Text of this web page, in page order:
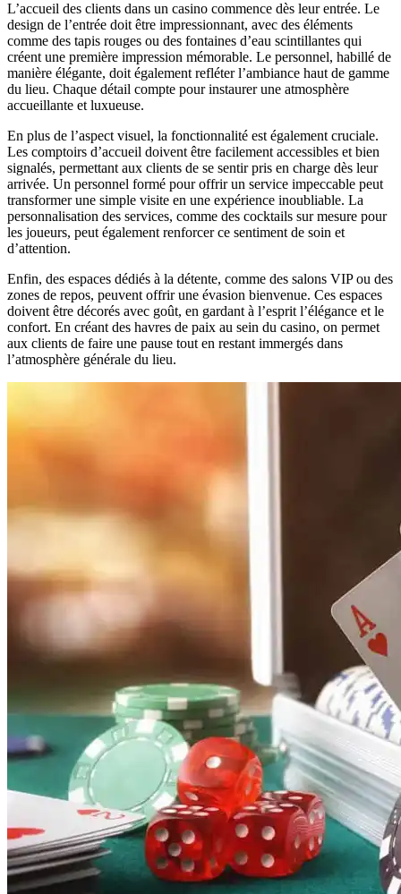
L’accueil des clients dans un casino commence dès leur entrée. Le
design de l’entrée doit être impressionnant, avec des éléments
comme des tapis rouges ou des fontaines d’eau scintillantes qui
créent une première impression mémorable. Le personnel, habillé de
manière élégante, doit également refléter l’ambiance haut de gamme
du lieu. Chaque détail compte pour instaurer une atmosphère
accueillante et luxueuse.
En plus de l’aspect visuel, la fonctionnalité est également cruciale.
Les comptoirs d’accueil doivent être facilement accessibles et bien
signalés, permettant aux clients de se sentir pris en charge dès leur
arrivée. Un personnel formé pour offrir un service impeccable peut
transformer une simple visite en une expérience inoubliable. La
personnalisation des services, comme des cocktails sur mesure pour
les joueurs, peut également renforcer ce sentiment de soin et
d’attention.
Enfin, des espaces dédiés à la détente, comme des salons VIP ou des
zones de repos, peuvent offrir une évasion bienvenue. Ces espaces
doivent être décorés avec goût, en gardant à l’esprit l’élégance et le
confort. En créant des havres de paix au sein du casino, on permet
aux clients de faire une pause tout en restant immergés dans
l’atmosphère générale du lieu.